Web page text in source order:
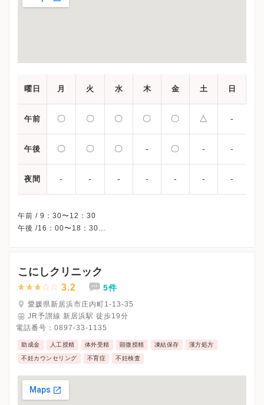
曜日 月 火 水 木 金 土 日
午前 〇 〇 〇 〇 〇 △ -
午後 〇 〇 〇 - 〇 - -
夜間 - - - - - - -
午前 / 9：30〜12：30
午後 /16：00〜18：30
※受診前には必ずクリニックHPを確認、または直接お問い合わせ
こにしクリニック
3.2 5件
愛媛県新居浜市庄内町1-13-35
JR予讃線 新居浜駅 徒歩19分
電話番号： 0897-33-1135
助成金 人工授精 体外受精 顕微授精 凍結保存 漢方処方
不妊カウンセリング 不育症 不妊検査